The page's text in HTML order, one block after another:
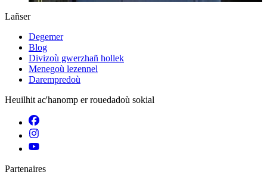
Lañser
Degemer
Blog
Divizoù gwerzhañ hollek
Menegoù lezennel
Darempredoù
Heuilhit ac'hanomp er rouedadoù sokial
Partenaires